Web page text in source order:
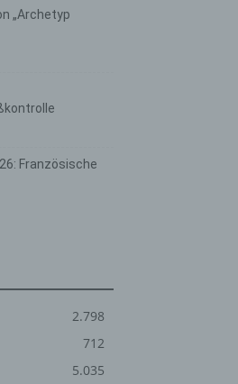
„Archetyp
Französische
2.798
712
5.035